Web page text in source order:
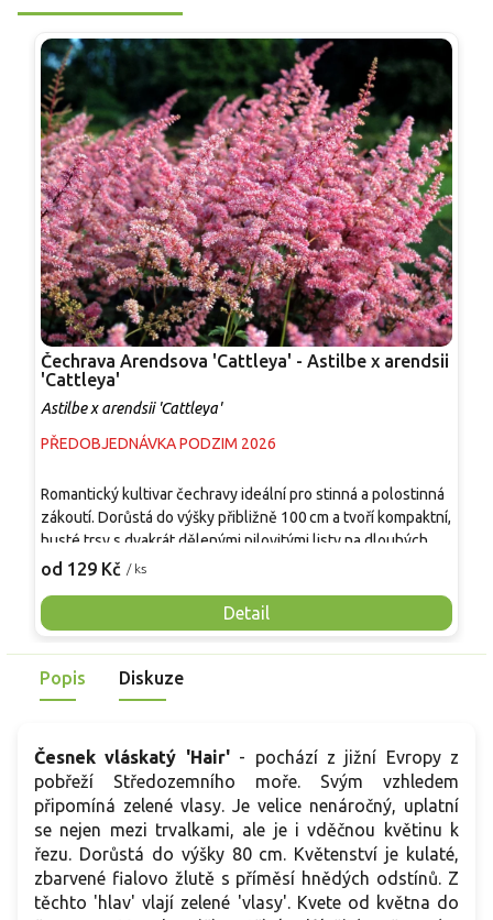
Čechrava Arendsova 'Cattleya' - Astilbe x arendsii
'Cattleya'
Astilbe x arendsii 'Cattleya'
PŘEDOBJEDNÁVKA PODZIM 2026
od 129 Kč / ks
Detail
Romantický kultivar čechravy ideální pro stinná a polostinná
zákoutí. Dorůstá do výšky přibližně 100 cm a tvoří kompaktní,
husté trsy s dvakrát dělenými pilovitými listy na dlouhých
řapících, které zůstávají tmavě zelené po celou vegetační
růžově fialových květů, jež připomínají načechraná ptačí
pírka a přitahují pozornost v zahradě. Má dlouhé kvetení, je
vhodná k řezu a skvěle se hodí do trvalkových záhonů,
skupinových výsadeb i jako solitér. Vynikne v kombinaci s
bohyškami, bergenii, dlužichou, čemeřicí a popelivkou.
Popis Diskuze
Česnek vláskatý 'Hair' -
pochází z jižní Evropy z
pobřeží Středozemního moře. Svým vzhledem
připomíná zelené vlasy. Je velice nenáročný, uplatní
se nejen mezi trvalkami, ale je i vděčnou květinu k
řezu. Dorůstá do výšky 80 cm. Květenství je kulaté,
zbarvené fialovo žlutě s příměsí hnědých odstínů. Z
těchto 'hlav' vlají zelené 'vlasy'. Kvete od května do